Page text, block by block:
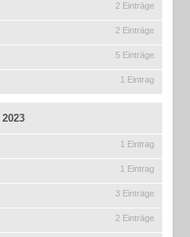
2 Einträge
2 Einträge
5 Einträge
1 Eintrag
2023
1 Eintrag
1 Eintrag
3 Einträge
2 Einträge